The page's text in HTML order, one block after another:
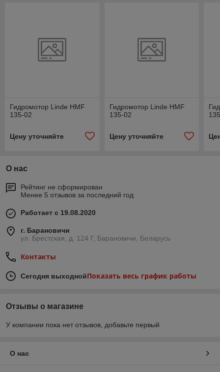
Гидромотор Linde HMF
135-02
Цену уточняйте
Гидромотор Linde HMF
135-02
Цену уточняйте
О нас
Рейтинг не сформирован
Менее 5 отзывов за последний год
Работает с 19.08.2020
г. Барановичи
ул. Брестская, д. 124 Г, Барановичи, Беларусь
Контакты
Сегодня выходнойПоказать весь график работы
Отзывы о магазине
У компании пока нет отзывов, добавьте первый
О нас